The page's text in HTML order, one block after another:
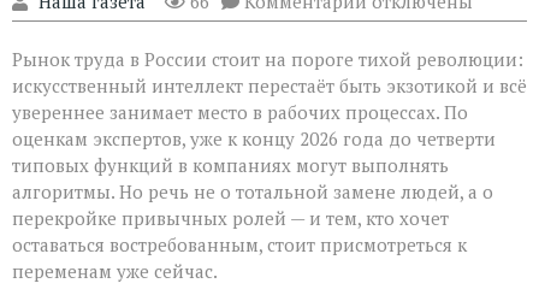
записи
не
придёт
табличкой
“вы
уволены” — он
тихо
перепишет
правила
игры»
Рынок труда в России стоит на пороге тихой революции:
искусственный интеллект перестаёт быть экзотикой и всё
увереннее занимает место в рабочих процессах. По
оценкам экспертов, уже к концу 2026 года до четверти
типовых функций в компаниях могут выполнять
алгоритмы. Но речь не о тотальной замене людей, а о
перекройке привычных ролей — и тем, кто хочет
оставаться востребованным, стоит присмотреться к
переменам уже сейчас.